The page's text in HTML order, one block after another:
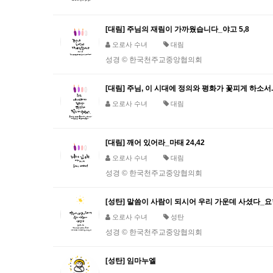
[대림] 주님의 재림이 가까웠습니다_야고 5,8
오로사 수녀 대림
성경 © 한국천주교중앙협의회
[대림] 주님, 이 시대에 정의와 평화가 꽃피게 하소서.
오로사 수녀 대림
[대림] 깨어 있어라_마태 24,42
오로사 수녀 대림
성경 © 한국천주교중앙협의회
[성탄] 말씀이 사람이 되시어 우리 가운데 사셨다_
오로사 수녀 성탄
성경 © 한국천주교중앙협의회
[성탄] 임마누엘